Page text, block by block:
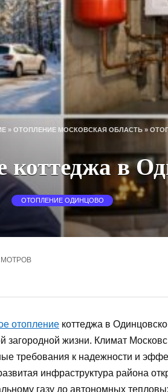
» ОТОПЛЕНИЕ МОСКОВСКАЯ ОБЛАСТЬ »
коттеджа в
ОТОПЛЕНИЕ ОДИНЦОВО
отопление коттеджа в
загородной жизни. Климат
требования к надежности и
инфраструктура района
газу до автономных